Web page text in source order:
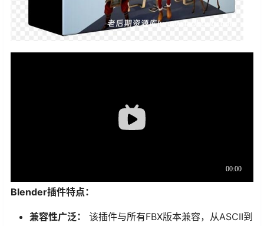
Blender插件特点：
兼容性广泛：
该插件与所有FBX版本兼容，从ASCII到